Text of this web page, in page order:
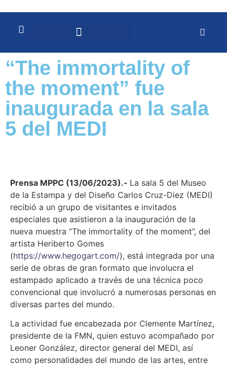
“The immortality of
the moment” fue
inaugurada en la sala
5 del MEDI
Prensa MPPC (13/06/2023).- La sala 5 del Museo
de la Estampa y del Diseño Carlos Cruz-Diez (MEDI)
recibió a un grupo de visitantes e invitados
especiales que asistieron a la inauguración de la
nueva muestra “The immortality of the moment”, del
artista Heriberto Gomes
(https://www.hegogart.com/), está integrada por una
serie de obras de gran formato que involucra el
estampado aplicado a través de una técnica poco
convencional que involucró a numerosas personas en
diversas partes del mundo.
La actividad fue encabezada por Clemente Martínez,
presidente de la FMN, quien estuvo acompañado por
Leoner González, director general del MEDI, así
como personalidades del mundo de las artes, entre